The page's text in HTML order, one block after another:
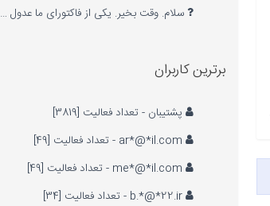
سلام. وقت بخیر. یکی از فاکتورای ما عدول …
برترین کاربران
پشتیبان - تعداد فعالیت [3819]